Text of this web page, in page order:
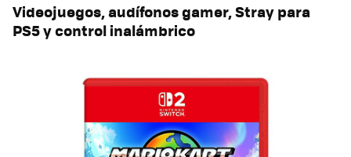
Videojuegos, audífonos gamer, Stray para
PS5 y control inalámbrico